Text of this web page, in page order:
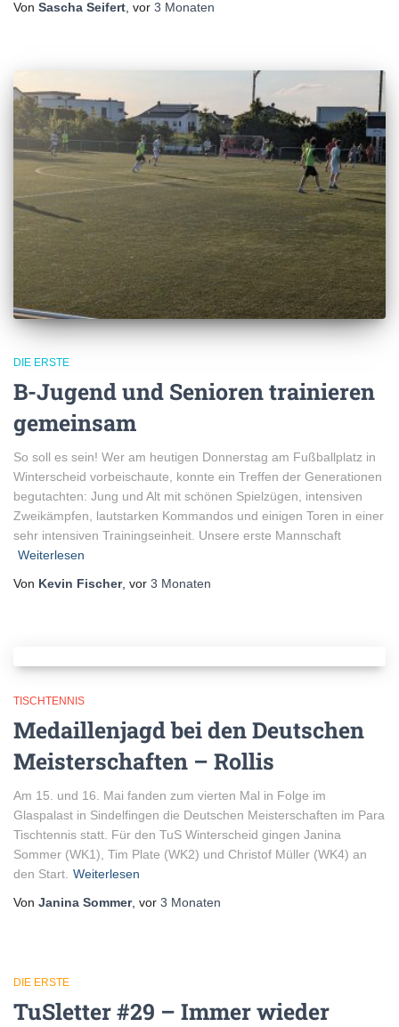
Von Sascha Seifert , vor 3 Monaten
DIE ERSTE
B-Jugend und Senioren trainieren
gemeinsam
So soll es sein! Wer am heutigen Donnerstag am Fußballplatz in
Winterscheid vorbeischaute, konnte ein Treffen der Generationen
begutachten: Jung und Alt mit schönen Spielzügen, intensiven
Zweikämpfen, lautstarken Kommandos und einigen Toren in einer
sehr intensiven Trainingseinheit. Unsere erste Mannschaft
Weiterlesen
Von Kevin Fischer, vor 3 Monaten
TISCHTENNIS
Medaillenjagd bei den Deutschen
Meisterschaften – Rollis
Am 15. und 16. Mai fanden zum vierten Mal in Folge im
Glaspalast in Sindelfingen die Deutschen Meisterschaften im Para
Tischtennis statt. Für den TuS Winterscheid gingen Janina
Sommer (WK1), Tim Plate (WK2) und Christof Müller (WK4) an
den Start. Weiterlesen
Von Janina Sommer, vor 3 Monaten
DIE ERSTE
TuSletter #29 – Immer wieder